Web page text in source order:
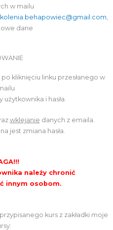
w mailu
,
dane
kliknięciu linku przesłanego w
i hasła.
wklejanie danych z emaila.
jest zmiana hasła.
należy chronić
innym osobom.
kurs z zakładki moje